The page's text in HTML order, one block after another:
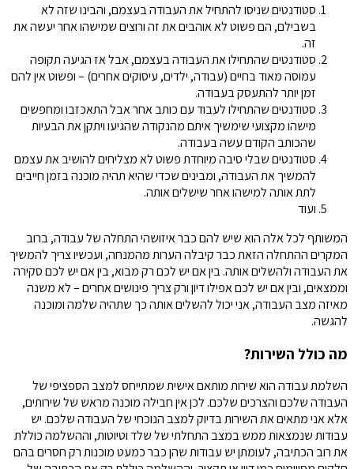
סטודנטים שניסו להתחיל את העבודה בעצמם, והבינו שזה לא
בשבילם, הם פשוט לא אוהבים את זה ורוצים שמישהו אחר יעשה את
זה.
סטודנטים שהתחילו את העבודה בעצמם, אבל אז הגיעה תקופה
עמוסה מאוד בחיים (עבודה, ילדים, עיסוקים אחרים) – ופשוט אין להם
זמן יותר להתעסק בעבודה.
סטודנטים שהתחילו לעבוד עם כותב אחר אבל התאכזבו ומחפשים
מישהו מקצועי שימשיך איתם מהנקודה שהגיעו ויתקן את הבעיות
שהכותב הקודם עשה בעבודה.
סטודנטים שבלי סיבה מיוחדת פשוט לא מצליחים להושיב את עצמם
להמשיך את העבודה, ומבינים שכדי שהיא תהיה מוכנה בזמן חייבים
לתת אותה למישהו אחר שישלים אותה.
ועוד
המשותף לכל אלה הוא שיש להם כבר איזושהי התחלה של עבודה, ברוב
המקרים ההתחלה הזאת כבר קיבלה הערות מהמנחה, ועכשיו צריך להמשיך
את העבודה ולהשלים אותה. בין אם יש לכם רק מבוא, בין אם יש לכם סקירה
וממצאים, ובין אם יש לכם אפילו דיון ורק צריך פינושים אחרים – לא משנה
מאיזה מצב העבודה, אני יכול להשלים אותה כך שתהיה שלמה ומוכנה
להגשה.
מה כולל השירות?
השלמת עבודה הוא שירות מותאם אישית שמתייחס למצב הספציפי של
העבודה שלכם והצרכים שלכם. לכן אין חבילה מוכנה מראש של שירותים,
אלא אני מתאים את השירות בדיוק למצב הנוכחי של העבודה שלכם. יש
עבודות שנמצאות ממש במצב התחלתי של שלד וטיוטות, וההשלמה כוללת
את רוב הכתיבה, לעומתן יש עבודות שהן כבר כמעט מוכנות רק חסרים בהם